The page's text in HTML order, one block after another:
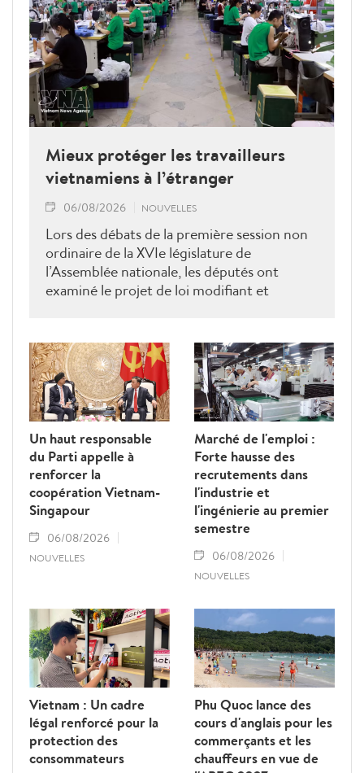
Mieux protéger les travailleurs
vietnamiens à l’étranger
06/08/2026 NOUVELLES
Lors des débats de la première session non
ordinaire de la XVIe législature de
l’Assemblée nationale, les députés ont
examiné le projet de loi modifiant et
contrat. Ils ont proposé plusieurs mesures
visant à renforcer la gestion de l’État, à
lutter contre les fraudes et à mieux
protéger les droits et les intérêts légitimes
des travailleurs.
Un haut responsable
du Parti appelle à
renforcer la
coopération Vietnam-
Singapour
06/08/2026
NOUVELLES
Marché de l'emploi :
Forte hausse des
recrutements dans
l'industrie et
l'ingénierie au premier
semestre
06/08/2026
NOUVELLES
Vietnam : Un cadre
légal renforcé pour la
protection des
consommateurs
Phu Quoc lance des
cours d'anglais pour les
commerçants et les
chauffeurs en vue de